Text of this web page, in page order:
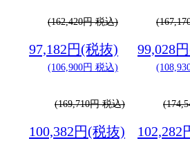
(162,420円 税込)
97,182円(税抜)
(106,900円 税込)
99,028
(169,710円 税込)
100,382円(税抜) 102,282